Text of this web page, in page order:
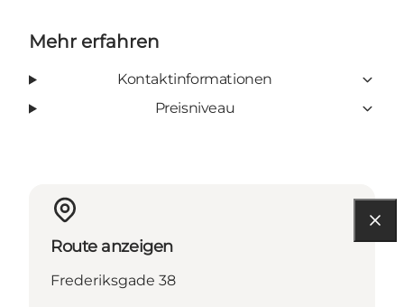
Mehr erfahren
Kontaktinformationen
Preisniveau
Route anzeigen
Frederiksgade 38